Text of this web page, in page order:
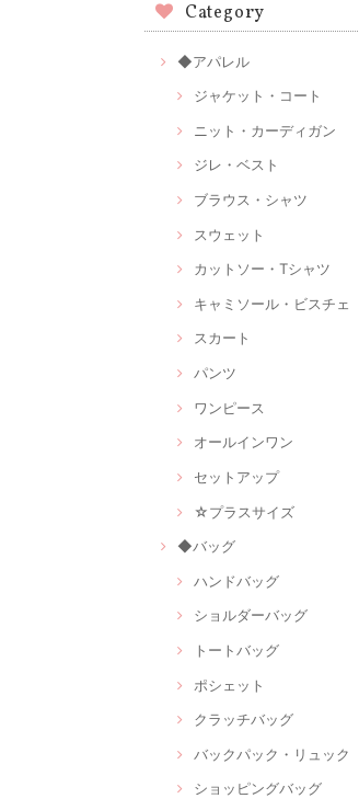
Category
◆アパレル
ジャケット・コート
ニット・カーディガン
ジレ・ベスト
ブラウス・シャツ
スウェット
カットソー・Tシャツ
キャミソール・ビスチェ
スカート
パンツ
ワンピース
オールインワン
セットアップ
☆プラスサイズ
◆バッグ
ハンドバッグ
ショルダーバッグ
トートバッグ
ポシェット
クラッチバッグ
バックパック・リュック
ショッピングバッグ